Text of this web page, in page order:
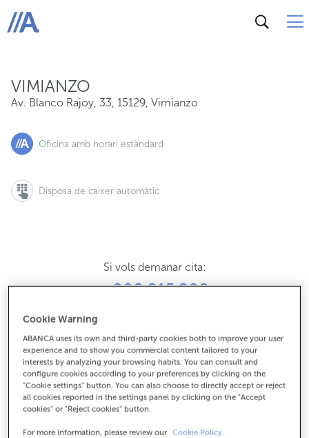
ABANCA
VIMIANZO
Av. Blanco Rajoy, 33, 15129, Vimianzo
Oficina amb horari estàndard
Disposa de caixer automàtic
Si vols demanar cita:
900 815 200
981716049
Com arribar
Cookie Warning
ABANCA uses its own and third-party cookies both to improve your user
experience and to show you commercial content tailored to your
interests by analyzing your browsing habits. You can consult and
configure cookies according to your preferences by clicking on the
"Cookie settings" button. You can also choose to directly accept or reject
all cookies reported in the settings panel by clicking on the "Accept
cookies" or "Reject cookies" button.
For more information, please review our Cookie Policy.
Av. Blanco Rajoy, 33, 15129, Vimianzo